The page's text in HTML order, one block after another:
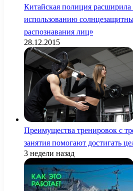
Китайская полиция
использованию
распознавания лиц»
28.12.2015
Преимущества тренировок с
занятия помогают достигать
3 недели назад